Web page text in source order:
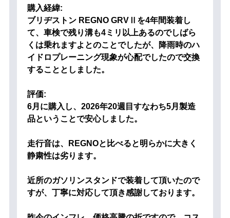
購入経緯:
ブリヂストン REGNO GRVⅡを4年間装着し
て、車検で残り溝も4ミリ以上あるのでしばら
くは乗れますよとのことでしたが、降雨時のハ
イドロプレーニング現象が心配でしたので交換
することとしました。
評価:
6月に購入し、2026年20週目すなわち5月製造
品ということで安心しました。
走行音は、REGNOと比べると明らかに大きく
静粛性は劣ります。
近所のガソリンスタンドで装着して頂いたので
すが、丁寧に対応して頂き感謝しております。